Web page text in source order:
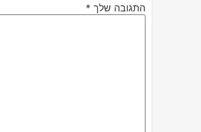
התגובה שלך *